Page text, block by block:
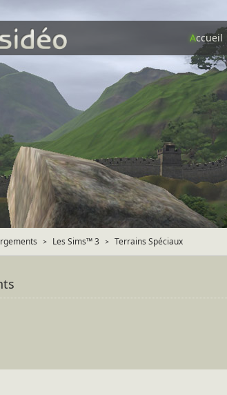
Accueil
> Les Sims™ 3 > Terrains Spéciaux